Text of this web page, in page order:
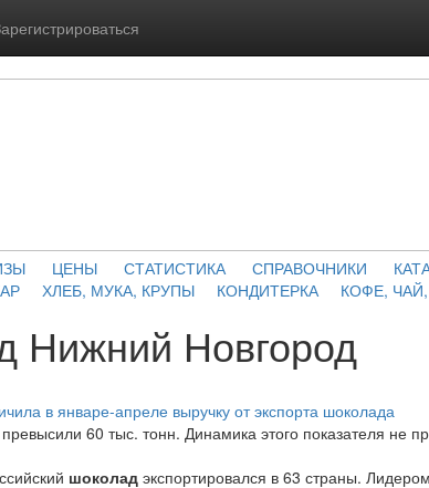
ЦЕНЫ СТАТИСТИКА СПРАВОЧНИКИ
ХЛЕБ, МУКА, КРУПЫ КОНДИТЕРКА КОФЕ,
Нижний Новгород
в январе-апреле выручку от экспорта шоколада
60 тыс. тонн. Динамика этого показателя не
шоколад экспортировался в 63 страны.